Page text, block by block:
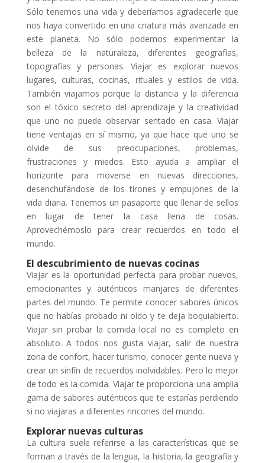
Sólo tenemos una vida y deberíamos agradecerle que
nos haya convertido en una criatura más avanzada en
este planeta. No sólo podemos experimentar la
belleza de la naturaleza, diferentes geografías,
topografías y personas. Viajar es explorar nuevos
lugares, culturas, cocinas, rituales y estilos de vida.
También viajamos porque la distancia y la diferencia
son el tóxico secreto del aprendizaje y la creatividad
que uno no puede observar sentado en casa. Viajar
tiene ventajas en sí mismo, ya que hace que uno se
olvide de sus preocupaciones, problemas,
frustraciones y miedos. Esto ayuda a ampliar el
horizonte para moverse en nuevas direcciones,
desenchufándose de los tirones y empujones de la
vida diaria. Tenemos un pasaporte que llenar de sellos
en lugar de tener la casa llena de cosas.
Aprovechémoslo para crear recuerdos en todo el
mundo.
El descubrimiento de nuevas cocinas
Viajar es la oportunidad perfecta para probar nuevos,
emocionantes y auténticos manjares de diferentes
partes del mundo. Te permite conocer sabores únicos
que no habías probado ni oído y te deja boquiabierto.
Viajar sin probar la comida local no es completo en
absoluto. A todos nos gusta viajar, salir de nuestra
zona de confort, hacer turismo, conocer gente nueva y
crear un sinfín de recuerdos inolvidables. Pero lo mejor
de todo es la comida. Viajar te proporciona una amplia
gama de sabores auténticos que te estarías perdiendo
si no viajaras a diferentes rincones del mundo.
Explorar nuevas culturas
La cultura suele referirse a las características que se
forman a través de la lengua, la historia, la geografía y